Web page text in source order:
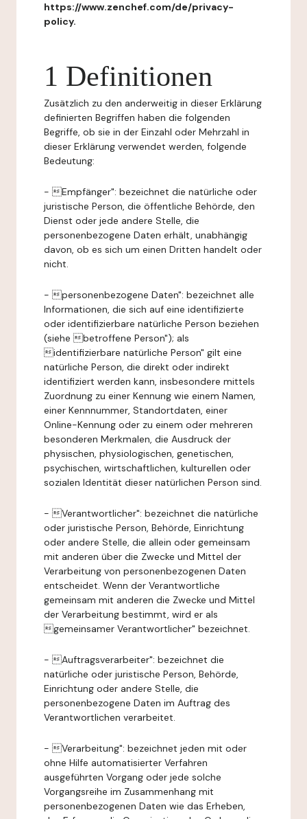
https://www.zenchef.com/de/privacy-
policy.
1 Definitionen
Zusätzlich zu den anderweitig in dieser Erklärung
definierten Begriffen haben die folgenden
Begriffe, ob sie in der Einzahl oder Mehrzahl in
dieser Erklärung verwendet werden, folgende
Bedeutung:
- Empfänger": bezeichnet die natürliche oder
juristische Person, die öffentliche Behörde, den
Dienst oder jede andere Stelle, die
personenbezogene Daten erhält, unabhängig
davon, ob es sich um einen Dritten handelt oder
nicht.
- personenbezogene Daten": bezeichnet alle
Informationen, die sich auf eine identifizierte
oder identifizierbare natürliche Person beziehen
(siehe betroffene Person"); als
identifizierbare natürliche Person" gilt eine
natürliche Person, die direkt oder indirekt
identifiziert werden kann, insbesondere mittels
Zuordnung zu einer Kennung wie einem Namen,
einer Kennnummer, Standortdaten, einer
Online-Kennung oder zu einem oder mehreren
besonderen Merkmalen, die Ausdruck der
physischen, physiologischen, genetischen,
psychischen, wirtschaftlichen, kulturellen oder
sozialen Identität dieser natürlichen Person sind.
- Verantwortlicher": bezeichnet die natürliche
oder juristische Person, Behörde, Einrichtung
oder andere Stelle, die allein oder gemeinsam
mit anderen über die Zwecke und Mittel der
Verarbeitung von personenbezogenen Daten
entscheidet. Wenn der Verantwortliche
gemeinsam mit anderen die Zwecke und Mittel
der Verarbeitung bestimmt, wird er als
gemeinsamer Verantwortlicher" bezeichnet.
- Auftragsverarbeiter": bezeichnet die
natürliche oder juristische Person, Behörde,
Einrichtung oder andere Stelle, die
personenbezogene Daten im Auftrag des
Verantwortlichen verarbeitet.
- Verarbeitung": bezeichnet jeden mit oder
ohne Hilfe automatisierter Verfahren
ausgeführten Vorgang oder jede solche
Vorgangsreihe im Zusammenhang mit
personenbezogenen Daten wie das Erheben,